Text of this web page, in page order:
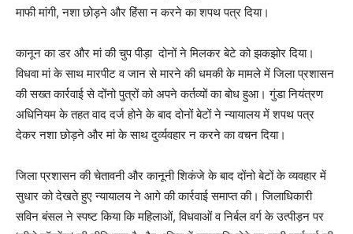
माफी मांगी, नशा छोड़ने और हिंसा न करने का शपथ पत्र दिया।
कानून का डर और मां की चुप पीड़ा दोनों ने मिलकर बेटे को झकझोर दिया।
विधवा मां के साथ मारपीट व जान से मारने की धमकी के मामले में जिला प्रशासन
की सख्त कार्रवाई से दोंनो पुत्रों को अपने कर्तव्यों का बोध हुआ। गुंडा नियंत्रण
अधिनियम के तहत वाद दर्ज होने के बाद दोनों बेटों ने न्यायालय में शपथ पत्र
देकर नशा छोड़ने और मां के साथ दुर्व्यवहार न करने का वचन दिया।
जिला प्रशासन की चेतावनी और कानूनी शिकंजे के बाद दोंनो बेटों के व्यवहार में
सुधार को देखते हुए न्यायालय ने आगे की कार्रवाई समाप्त की। जिलाधिकारी
सविन बंसल ने स्पष्ट किया कि महिलाओं, विधवाओं व निर्बल वर्ग के उत्पीड़न पर